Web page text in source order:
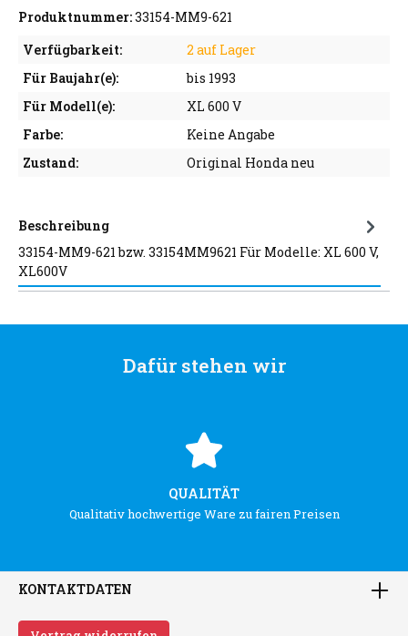
Produktnummer:33154-MM9-621
Verfügbarkeit:
2 auf Lager
Für Baujahr(e):
bis 1993
Für Modell(e):
XL 600 V
Farbe:
Keine Angabe
Zustand:
Original Honda neu
Beschreibung
33154-MM9-621 bzw. 33154MM9621 Für Modelle: XL 600 V,
XL600V
Dafür stehen wir
QUALITÄT
Qualitativ hochwertige Ware zu fairen Preisen
KONTAKTDATEN